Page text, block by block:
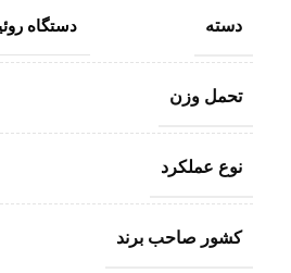
دسته دستگاه
تحمل وزن
نوع عملکرد
کشور صاحب برند